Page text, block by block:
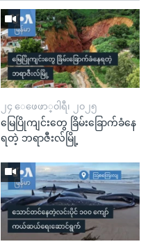
၂၄ ေဖေဖာ္၀ါရီ၊ ၂၀၂၅
မြေပြိုကျင်းတွေ ခြိမ်းခြောက်ခံနေ
ရတဲ့ ဘရာဇီးလ်မြို့